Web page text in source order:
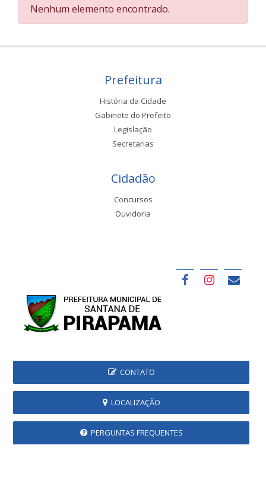
Nenhum elemento encontrado.
Prefeitura
História da Cidade
Gabinete do Prefeito
Legislação
Secretarias
Cidadão
Concursos
Ouvidoria
CONTATO
LOCALIZAÇÃO
PERGUNTAS FREQUENTES